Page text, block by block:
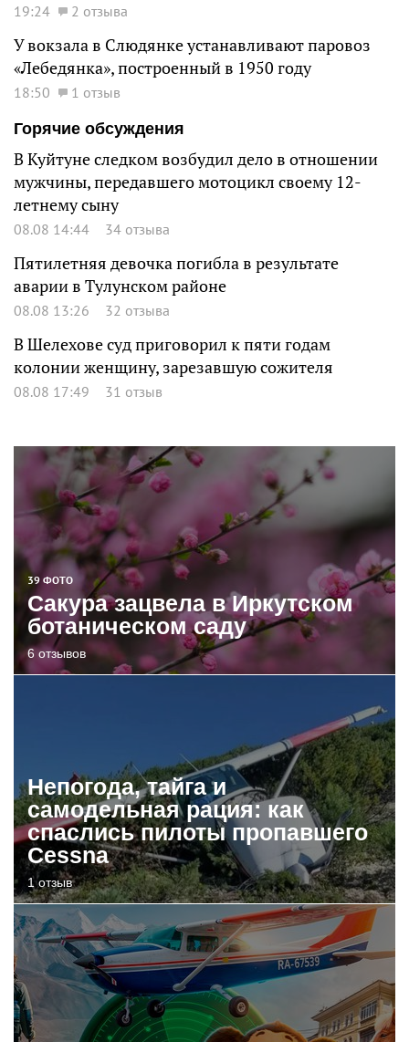
19:24 2 отзыва
У вокзала в Слюдянке устанавливают паровоз
«Лебедянка», построенный в 1950 году
18:50
1 отзыв
Горячие обсуждения
В Куйтуне следком возбудил дело в отношении
мужчины, передавшего мотоцикл своему 12-
летнему сыну
08.08 14:44 34 отзыва
Пятилетняя девочка погибла в результате
аварии в Тулунском районе
08.08 13:26 32 отзыва
В Шелехове суд приговорил к пяти годам
колонии женщину, зарезавшую сожителя
08.08 17:49 31 отзыв
39 ФОТО
Сакура зацвела в Иркутском
ботаническом саду
6 отзывов
Непогода, тайга и
самодельная рация: как
спаслись пилоты пропавшего
Cessna
1 отзыв